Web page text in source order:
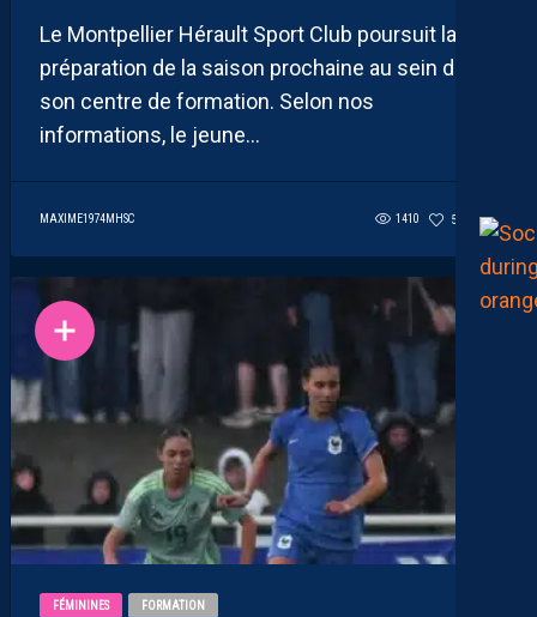
Le Montpellier Hérault Sport Club poursuit la
préparation de la saison prochaine au sein de
son centre de formation. Selon nos
informations, le jeune...
MAXIME1974MHSC 1410 56 1
FÉMININES FORMATION